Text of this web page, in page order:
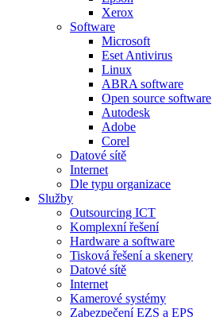
Xerox
Software
Microsoft
Eset Antivirus
Linux
ABRA software
Open source software
Autodesk
Adobe
Corel
Datové sítě
Internet
Dle typu organizace
Služby
Outsourcing ICT
Komplexní řešení
Hardware a software
Tisková řešení a skenery
Datové sítě
Internet
Kamerové systémy
Zabezpečení EZS a EPS